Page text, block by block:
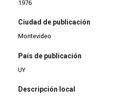
1976
Ciudad de publicación
Montevideo
País de publicación
UY
Descripción local